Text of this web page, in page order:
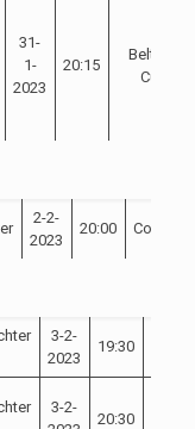
31-
1-
2023
20:15
Beltona
Cup
2-2-
2023
20:00
3-2-
2023
19:30
3-2-
20:30